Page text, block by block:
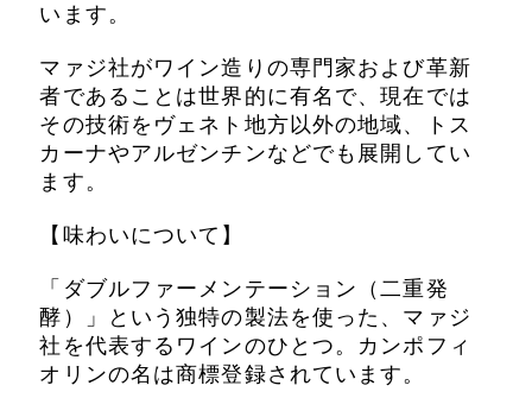
います。
マァジ社がワイン造りの専門家および革新
者であることは世界的に有名で、現在では
その技術をヴェネト地方以外の地域、トス
カーナやアルゼンチンなどでも展開してい
ます。
【味わいについて】
「ダブルファーメンテーション（二重発
酵）」という独特の製法を使った、マァジ
社を代表するワインのひとつ。カンポフィ
オリンの名は商標登録されています。